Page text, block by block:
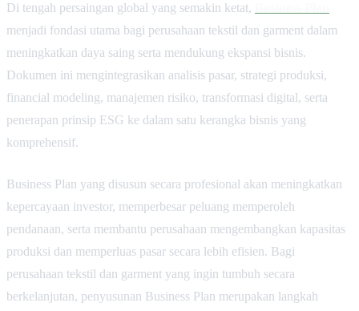
Di tengah persaingan global yang semakin ketat,
menjadi fondasi utama bagi perusahaan tekstil dan garment dalam
meningkatkan daya saing serta mendukung ekspansi bisnis.
Dokumen ini mengintegrasikan analisis pasar, strategi produksi,
financial modeling, manajemen risiko, transformasi digital, serta
penerapan prinsip ESG ke dalam satu kerangka bisnis yang
komprehensif.
Business Plan yang disusun secara profesional akan meningkatkan
kepercayaan investor, memperbesar peluang memperoleh
pendanaan, serta membantu perusahaan mengembangkan kapasitas
produksi dan memperluas pasar secara lebih efisien. Bagi
perusahaan tekstil dan garment yang ingin tumbuh secara
berkelanjutan, penyusunan Business Plan merupakan langkah